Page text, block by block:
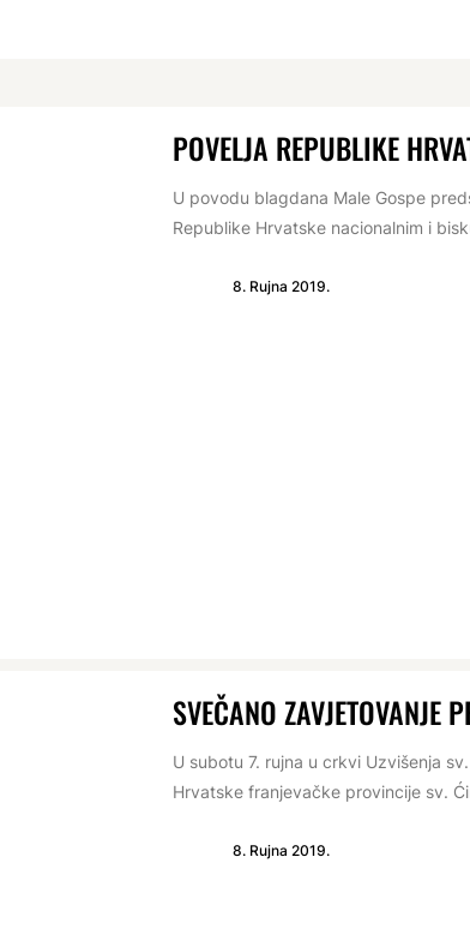
POVELJA REPUBLIKE
U povodu blagdana Male Gospe
Republike Hrvatske nacionalnim i
8. Rujna 2019.
SVEČANO ZAVJETOVANJE
U subotu 7. rujna u crkvi Uzvišenja
Hrvatske franjevačke provincije sv.
8. Rujna 2019.